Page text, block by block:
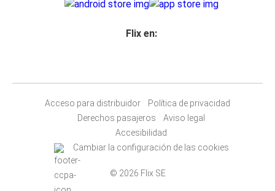
Flix en:
Acceso para distribuidor
Política de privacidad
Derechos pasajeros
Aviso legal
Accesibilidad
Cambiar la configuración de las cookies
© 2026 Flix SE